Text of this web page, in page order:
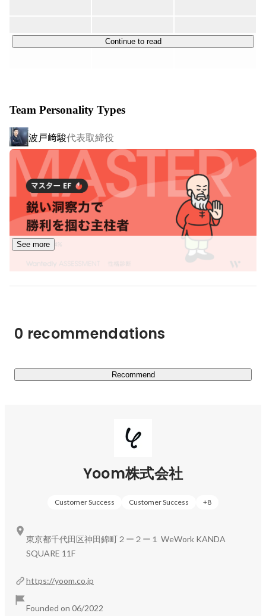
フロント業務から、人事・労務・経理といったバックオフ
率は300%以上を達成しており、今後は日本だけでなくグ
ローバルにサービスを展開し、世界中で退屈な仕事から
人々に時間を取り戻すことを目指しています。
https://x.gd/sAt7Y
Continue to read
Team Personality Types
波戸﨑駿代表取締役
MOHRI YUKAエンジニア
See more
0 recommendations
Recommend
Yoom株式会社
Customer Success Customer Success +8
https://yoom.co.jp
Founded on 06/2022
東京都千代田区神田錦町２ー２ー１ WeWork KANDA
SQUARE 11F